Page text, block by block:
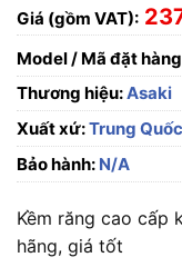
Giá (gồm VAT):
Model / Mã đặt
Thương hiệu:Asaki
Xuất xứ:Trung Quốc
Bảo hành: N/A
Kềm răng cao cấp
hãng, giá tốt